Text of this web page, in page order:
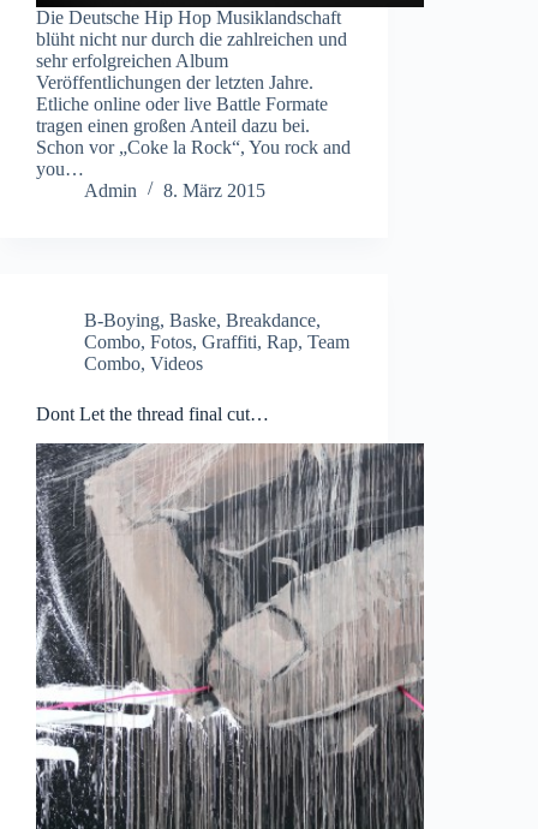
Die Deutsche Hip Hop Musiklandschaft
blüht nicht nur durch die zahlreichen und
sehr erfolgreichen Album
Veröffentlichungen der letzten Jahre.
Etliche online oder live Battle Formate
tragen einen großen Anteil dazu bei.
Schon vor „Coke la Rock“, You rock and
you…
Admin
8. März 2015
B-Boying, Baske, Breakdance,
Combo, Fotos, Graffiti, Rap, Team
Combo, Videos
Dont Let the thread final cut…